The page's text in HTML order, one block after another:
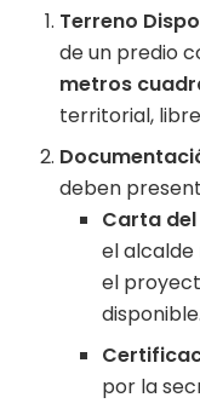
Terreno
de un predio
metros
territorial,
deben
Carta
el
el
disponible.
por la